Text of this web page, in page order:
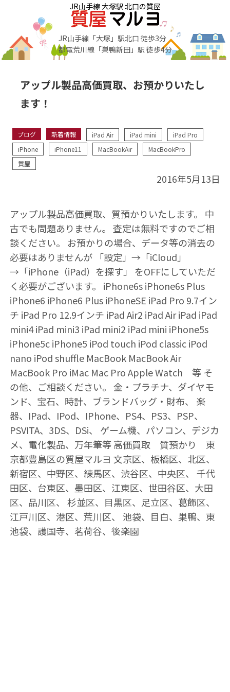
JR山手線 大塚駅 北口の質屋
JR山手線「大塚」駅北口 徒歩3分
都電荒川線「巣鴨新田」駅 徒歩4分
アップル製品高価買取、お預かりいたし
ます！
ブログ 新着情報 iPad Air iPad mini
iPad Pro
iPhone
iPhone11 MacBookAir
MacBookPro
質屋
2016年5月13日
アップル製品高価買取、質預かりいたします。 中
古でも問題ありません。 査定は無料ですのでご相
談ください。 お預かりの場合、データ等の消去の
必要はありませんが 「設定」→「iCloud」
→「iPhone（iPad）を探す」 をOFFにしていただ
く必要がございます。 iPhone6s iPhone6s Plus
iPhone6 iPhone6 Plus iPhoneSE iPad Pro 9.7イン
チ iPad Pro 12.9インチ iPad Air2 iPad Air iPad iPad
mini4 iPad mini3 iPad mini2 iPad mini iPhone5s
iPhone5c iPhone5 iPod touch iPod classic iPod
nano iPod shuffle MacBook MacBook Air
MacBook Pro iMac Mac Pro Apple Watch 等 そ
の他、ご相談ください。 金・プラチナ、ダイヤモ
ンド、宝石、時計、ブランドバッグ・財布、 楽
器、IPad、IPod、IPhone、PS4、PS3、PSP、
PSVITA、3DS、DSi、 ゲーム機、パソコン、デジカ
メ、電化製品、万年筆等 高価買取 質預かり 東
京都豊島区の質屋マルヨ 文京区、板橋区、北区、
新宿区、中野区、練馬区、渋谷区、中央区、 千代
田区、台東区、墨田区、江東区、世田谷区、大田
区、品川区、 杉並区、目黒区、足立区、葛飾区、
江戸川区、港区、荒川区、 池袋、目白、巣鴨、東
池袋、護国寺、茗荷谷、後楽園